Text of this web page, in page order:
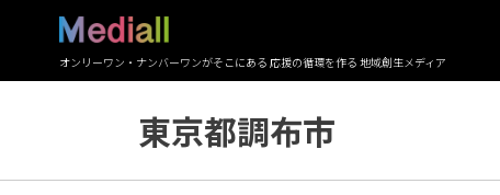
オンリーワン・ナンバーワンがそこにある 応援の循環を作る 地域創生メディア
東京都調布市